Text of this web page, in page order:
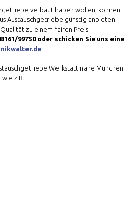
verbaut haben wollen, können
Austauschgetriebe günstig anbieten.
zu einem fairen Preis.
99750 oder schicken Sie uns eine
Werkstatt nahe München
z.B.: